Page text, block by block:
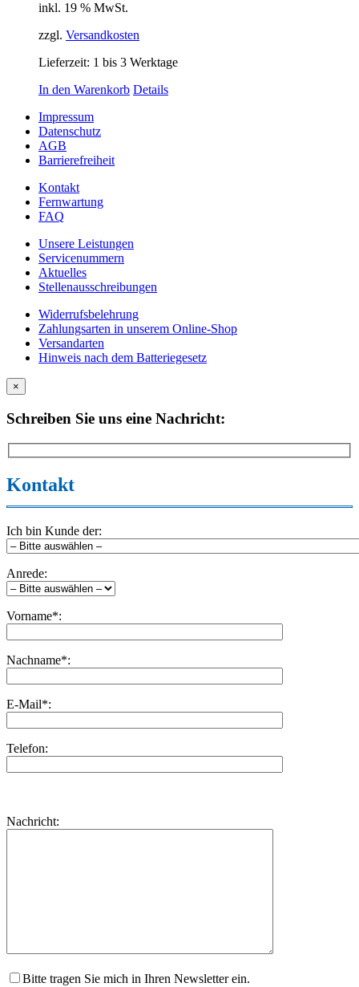
inkl. 19 % MwSt.
zzgl. Versandkosten
Lieferzeit: 1 bis 3 Werktage
In den Warenkorb Details
Impressum
Datenschutz
AGB
Barrierefreiheit
Kontakt
Fernwartung
FAQ
Unsere Leistungen
Servicenummern
Aktuelles
Stellenausschreibungen
Widerrufsbelehrung
Zahlungsarten in unserem Online-Shop
Versandarten
Hinweis nach dem Batteriegesetz
×
Schreiben Sie uns eine Nachricht:
Kontakt
Ich bin Kunde der:
Anrede:
Vorname*:
Nachname*:
E-Mail*:
Telefon:
dieses
lasse
Nachricht:
Bitte tragen Sie mich in Ihren Newsletter ein.